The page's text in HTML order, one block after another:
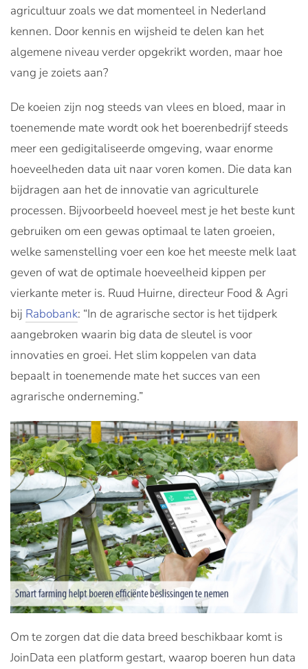
agricultuur zoals we dat momenteel in Nederland
kennen. Door kennis en wijsheid te delen kan het
algemene niveau verder opgekrikt worden, maar hoe
vang je zoiets aan?
De koeien zijn nog steeds van vlees en bloed, maar in
toenemende mate wordt ook het boerenbedrijf steeds
meer een gedigitaliseerde omgeving, waar enorme
hoeveelheden data uit naar voren komen. Die data kan
bijdragen aan het de innovatie van agriculturele
processen. Bijvoorbeeld hoeveel mest je het beste kunt
gebruiken om een gewas optimaal te laten groeien,
welke samenstelling voer een koe het meeste melk laat
geven of wat de optimale hoeveelheid kippen per
vierkante meter is. Ruud Huirne, directeur Food & Agri
bij Rabobank: “In de agrarische sector is het tijdperk
aangebroken waarin big data de sleutel is voor
innovaties en groei. Het slim koppelen van data
bepaalt in toenemende mate het succes van een
agrarische onderneming.”
Om te zorgen dat die data breed beschikbaar komt is
JoinData een platform gestart, waarop boeren hun data